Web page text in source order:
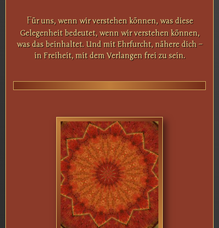
Für uns, wenn wir verstehen können, was diese
Gelegenheit bedeutet, wenn wir verstehen können,
was das beinhaltet. Und mit Ehrfurcht, nähere dich –
in Freiheit, mit dem Verlangen frei zu sein.